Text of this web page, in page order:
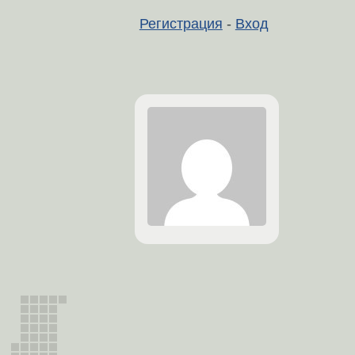
Регистрация - Вход